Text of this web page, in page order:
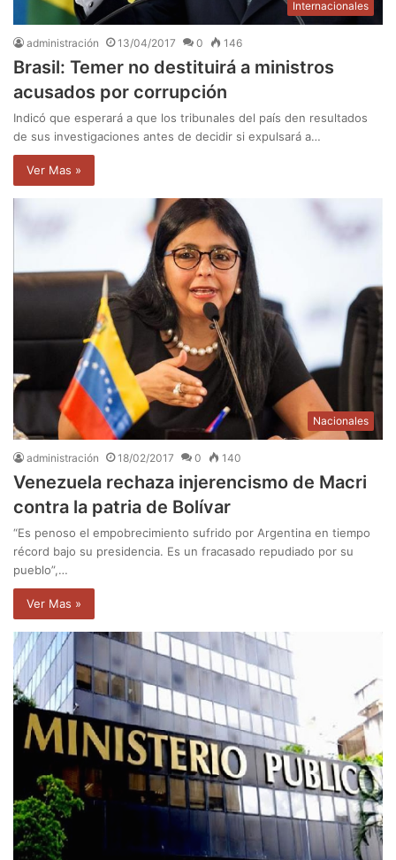
Internacionales
administración 13/04/2017 0 146
Brasil: Temer no destituirá a ministros
acusados por corrupción
Indicó que esperará a que los tribunales del país den resultados
de sus investigaciones antes de decidir si expulsará a…
Ver Mas »
Nacionales
administración 18/02/2017 0 140
Venezuela rechaza injerencismo de Macri
contra la patria de Bolívar
“Es penoso el empobrecimiento sufrido por Argentina en tiempo
récord bajo su presidencia. Es un fracasado repudiado por su
pueblo”,…
Ver Mas »